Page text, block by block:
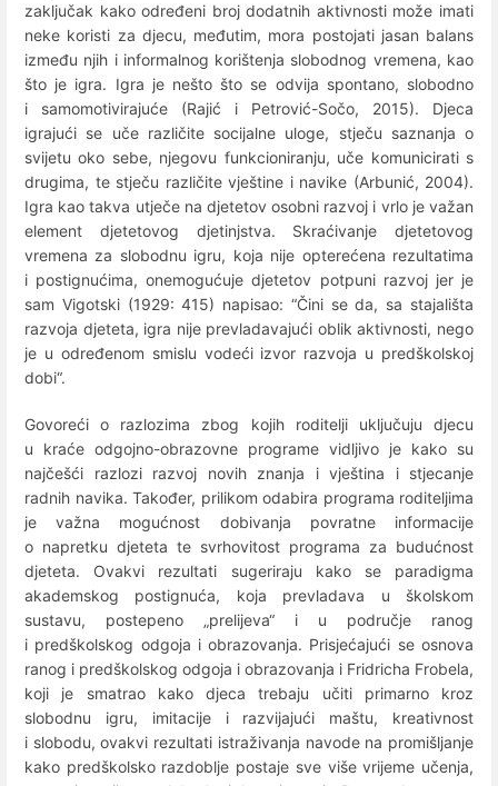
zaključak kako određeni broj dodatnih aktivnosti može imati
neke koristi za djecu, međutim, mora postojati jasan balans
između njih i informalnog korištenja slobodnog vremena, kao
što je igra. Igra je nešto što se odvija spontano, slobodno
i samomotivirajuće (Rajić i Petrović-Sočo, 2015). Djeca
igrajući se uče različite socijalne uloge, stječu saznanja o
svijetu oko sebe, njegovu funkcioniranju, uče komunicirati s
drugima, te stječu različite vještine i navike (Arbunić, 2004).
Igra kao takva utječe na djetetov osobni razvoj i vrlo je važan
element djetetovog djetinjstva. Skraćivanje djetetovog
vremena za slobodnu igru, koja nije opterećena rezultatima
i postignućima, onemogućuje djetetov potpuni razvoj jer je
sam Vigotski (1929: 415) napisao: “Čini se da, sa stajališta
razvoja djeteta, igra nije prevladavajući oblik aktivnosti, nego
je u određenom smislu vodeći izvor razvoja u predškolskoj
dobi“.
Govoreći o razlozima zbog kojih roditelji uključuju djecu
u kraće odgojno-obrazovne programe vidljivo je kako su
najčešći razlozi razvoj novih znanja i vještina i stjecanje
radnih navika. Također, prilikom odabira programa roditeljima
je važna mogućnost dobivanja povratne informacije
o napretku djeteta te svrhovitost programa za budućnost
djeteta. Ovakvi rezultati sugeriraju kako se paradigma
akademskog postignuća, koja prevladava u školskom
sustavu, postepeno „prelijeva“ i u područje ranog
i predškolskog odgoja i obrazovanja. Prisjećajući se osnova
ranog i predškolskog odgoja i obrazovanja i Fridricha Frobela,
koji je smatrao kako djeca trebaju učiti primarno kroz
slobodnu igru, imitacije i razvijajući maštu, kreativnost
i slobodu, ovakvi rezultati istraživanja navode na promišljanje
kako predškolsko razdoblje postaje sve više vrijeme učenja,